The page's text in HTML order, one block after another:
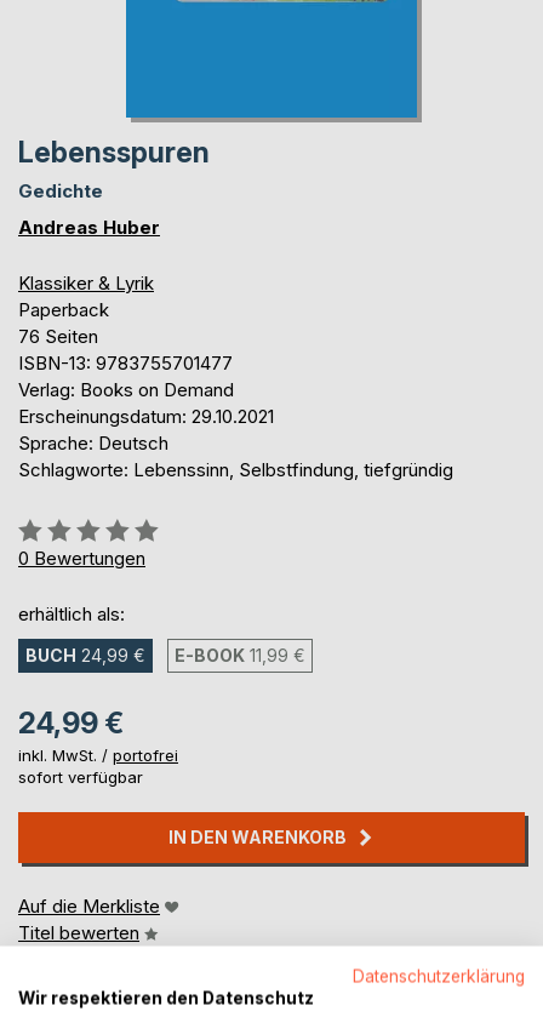
Lebensspuren
Gedichte
Andreas Huber
Klassiker & Lyrik
Paperback
76 Seiten
ISBN-13: 9783755701477
Verlag: Books on Demand
Erscheinungsdatum: 29.10.2021
Sprache: Deutsch
Schlagworte: Lebenssinn, Selbstfindung, tiefgründig
Bewertung::
0%
0 Bewertungen
erhältlich als:
BUCH 24,99 € E-BOOK 11,99 €
24,99 €
inkl. MwSt. / portofrei
sofort verfügbar
IN DEN WARENKORB
Auf die Merkliste
Titel bewerten
Datenschutzerklärung
Wir respektieren den Datenschutz